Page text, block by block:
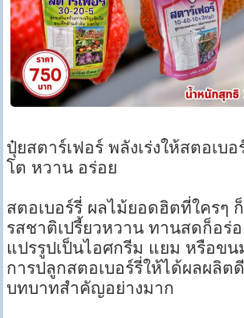
ปุ๋ยสตาร์เฟอร์ พลังเร่งให้สตอเบ
โต หวาน อร่อย
สตอเบอร์รี่ ผลไม้ยอดฮิตที่ใครๆ
รสชาติเปรี้ยวหวาน ทานสดก็อร่
แปรรูปเป็นไอศกรีม แยม หรือข
การปลูกสตอเบอร์รี่ให้ได้ผลผลิต
บทบาทสำคัญอย่างมาก